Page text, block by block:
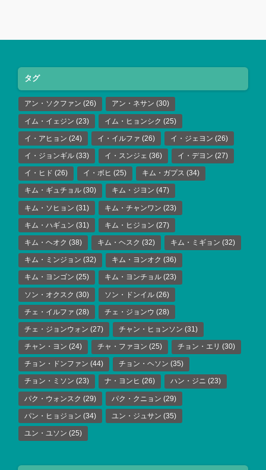
タグ
アン・ソクファン (26) アン・ネサン (30)
イム・イェジン (23) イム・ヒョンシク (25)
イ・アヒョン (24) イ・イルファ (26) イ・ジェヨン (26)
イ・ジョンギル (33) イ・スンジェ (36) イ・デヨン (27)
イ・ヒド (26) イ・ボヒ (25) キム・ガプス (34)
キム・ギュチョル (30) キム・ジヨン (47)
キム・ソヒョン (31) キム・チャンワン (23)
キム・ハギュン (31) キム・ヒジョン (27)
キム・ヘオク (38) キム・ヘスク (32) キム・ミギョン (32)
キム・ミンジョン (32) キム・ヨンオク (36)
キム・ヨンゴン (25) キム・ヨンチョル (23)
ソン・オクスク (30) ソン・ドンイル (26)
チェ・イルファ (28) チェ・ジョンウ (28)
チェ・ジョンウォン (27) チャン・ヒョンソン (31)
チャン・ヨン (24) チャ・ファヨン (25) チョン・エリ (30)
チョン・ドンファン (44) チョン・ヘソン (35)
チョン・ミソン (23) ナ・ヨンヒ (26) ハン・ジニ (23)
パク・ウォンスク (29) パク・クニョン (29)
パン・ヒョジョン (34) ユン・ジュサン (35)
ユン・ユソン (25)